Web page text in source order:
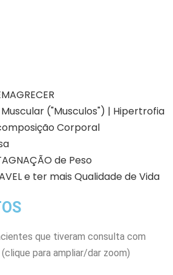
("Musculos") | Hipertrofia
Corporal
de Peso
e ter mais Qualidade de Vida
que tiveram consulta com
para ampliar/dar zoom)